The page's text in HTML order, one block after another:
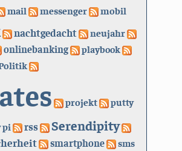
mail messenger mobil
nachtgedacht neujahr
onlinebanking playbook
projekt putty
pi rss Serendipity
smartphone
sms